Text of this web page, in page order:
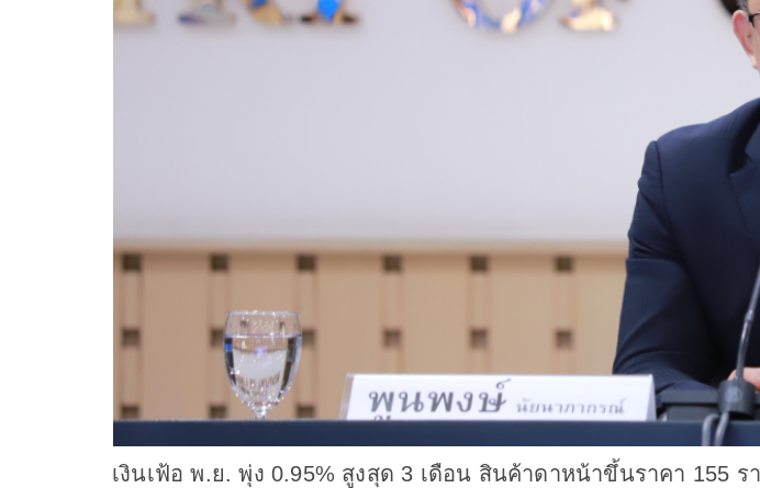
เงินเฟ้อ พ.ย. พุ่ง 0.95% สูงสุด 3 เดือน สินค้าดาหน้าขึ้นราคา 155